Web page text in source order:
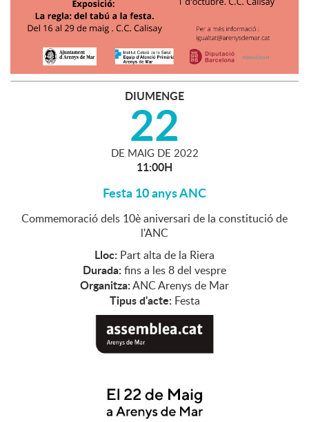
DIUMENGE
22
DE MAIG DE 2022
11:00H
Festa 10 anys ANC
Commemoració dels 10è aniversari de la constitució de
l'ANC
Lloc: Part alta de la Riera
Durada: fins a les 8 del vespre
Organitza:ANC Arenys de Mar
Tipus d'acte: Festa